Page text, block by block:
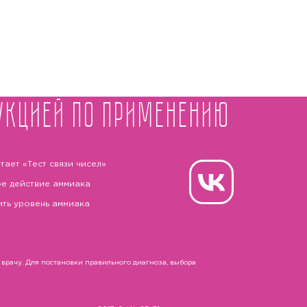
по применению
«Тест связи чисел»
действие аммиака
уровень аммиака
Для постановки правильного диагноза, выбора